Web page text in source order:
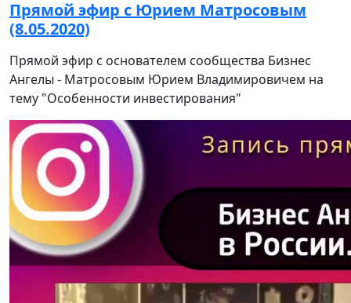
Прямой эфир с Юрием Матросовым
(8.05.2020)
Прямой эфир с основателем сообщества Бизнес
Ангелы - Матросовым Юрием Владимировичем на
тему "Особенности инвестирования"